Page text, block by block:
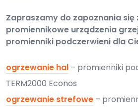
Zapraszamy do zapoznania
promiennikowe urządzenia
promienniki podczerwieni dla
ogrzewanie hal – promienniki
TERM2000 Econos
ogrzewanie strefowe –